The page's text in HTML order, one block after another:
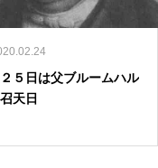
５日は父ブルームハル
天日